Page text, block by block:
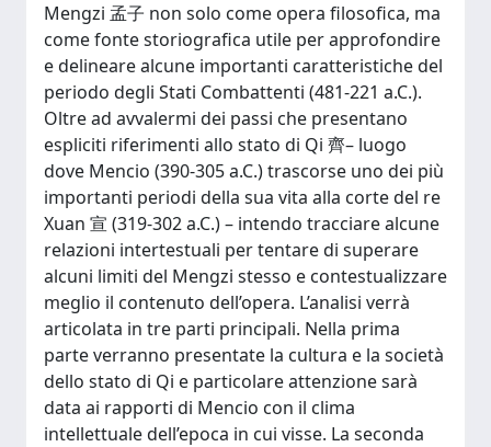
Mengzi 孟子 non solo come opera filosofica, ma
come fonte storiografica utile per approfondire
e delineare alcune importanti caratteristiche del
periodo degli Stati Combattenti (481-221 a.C.).
Oltre ad avvalermi dei passi che presentano
espliciti riferimenti allo stato di Qi 齊– luogo
dove Mencio (390-305 a.C.) trascorse uno dei più
importanti periodi della sua vita alla corte del re
Xuan 宣 (319-302 a.C.) – intendo tracciare alcune
relazioni intertestuali per tentare di superare
alcuni limiti del Mengzi stesso e contestualizzare
meglio il contenuto dell’opera. L’analisi verrà
articolata in tre parti principali. Nella prima
parte verranno presentate la cultura e la società
dello stato di Qi e particolare attenzione sarà
data ai rapporti di Mencio con il clima
intellettuale dell’epoca in cui visse. La seconda